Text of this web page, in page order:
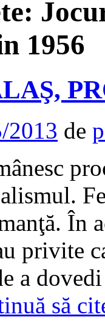
1956
2013 de
În
privite
a
să